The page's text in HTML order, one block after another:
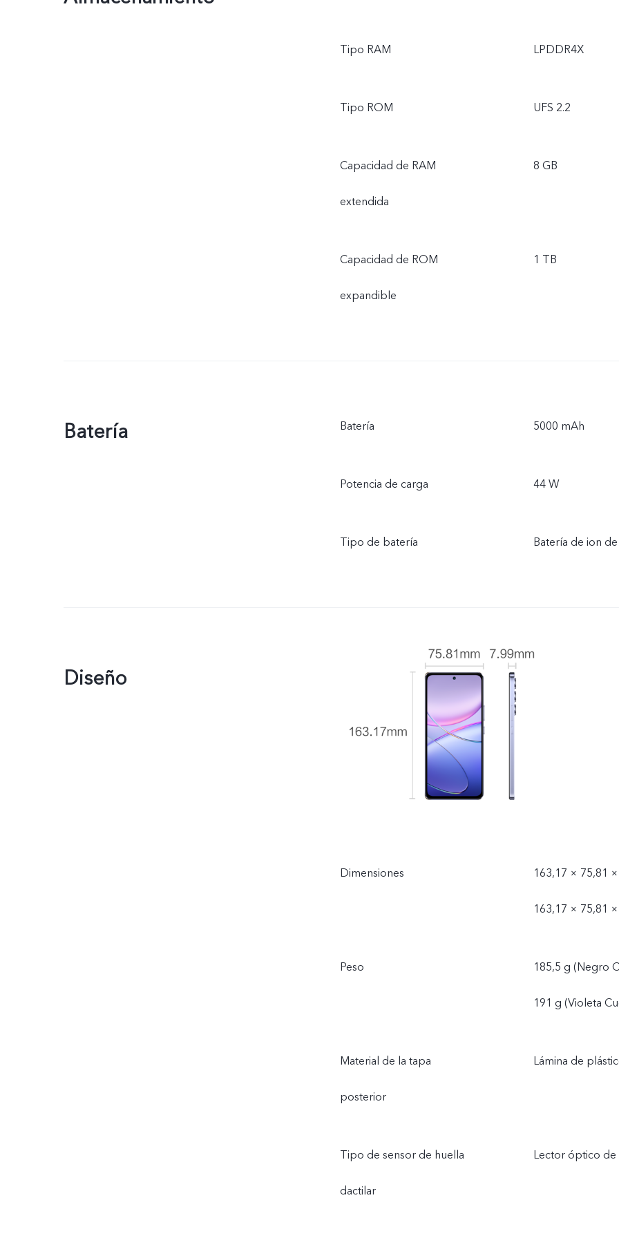
Tipo RAM LPDDR4X
Tipo ROM UFS 2.2
Capacidad de RAM
extendida
8 GB
Capacidad de ROM
expandible
1 TB
Batería Batería 5000 mAh
Potencia de carga 44 W
Tipo de batería Batería de ion
Diseño
Dimensiones 163,17 × 75,81
163,17 × 75,81
Peso 185,5 g (Negro
191 g (Violeta
Material de la tapa
posterior
Lámina de
Tipo de sensor de huella
dactilar
Lector óptico de